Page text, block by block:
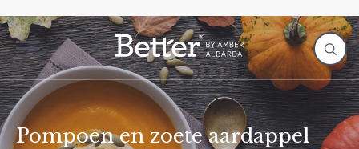
Pompoen en zoete aardappel